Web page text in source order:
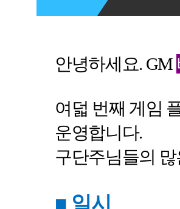
안녕하세요. GM
여덟 번째 게임
운영합니다.
구단주님들의
■ 일시